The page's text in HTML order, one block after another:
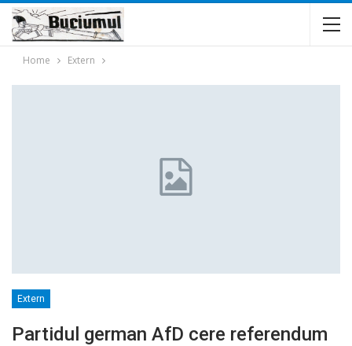
Home Extern
Extern
Partidul german AfD cere referendum